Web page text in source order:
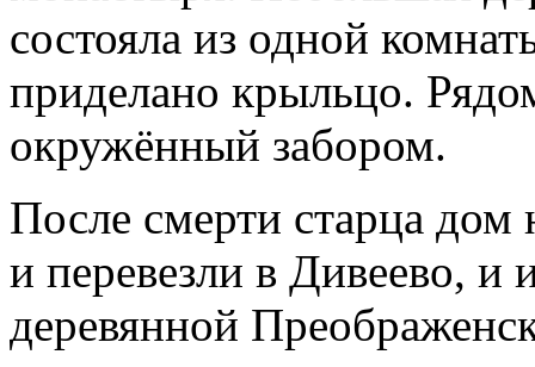
состояла из одной
приделано крыльцо.
окружённый забором.
После смерти старца дом
и перевезли в Дивеево, и
деревянной